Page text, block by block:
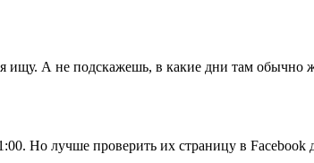
ищу. А не подскажешь, в какие дни там обычно
Но лучше проверить их страницу в